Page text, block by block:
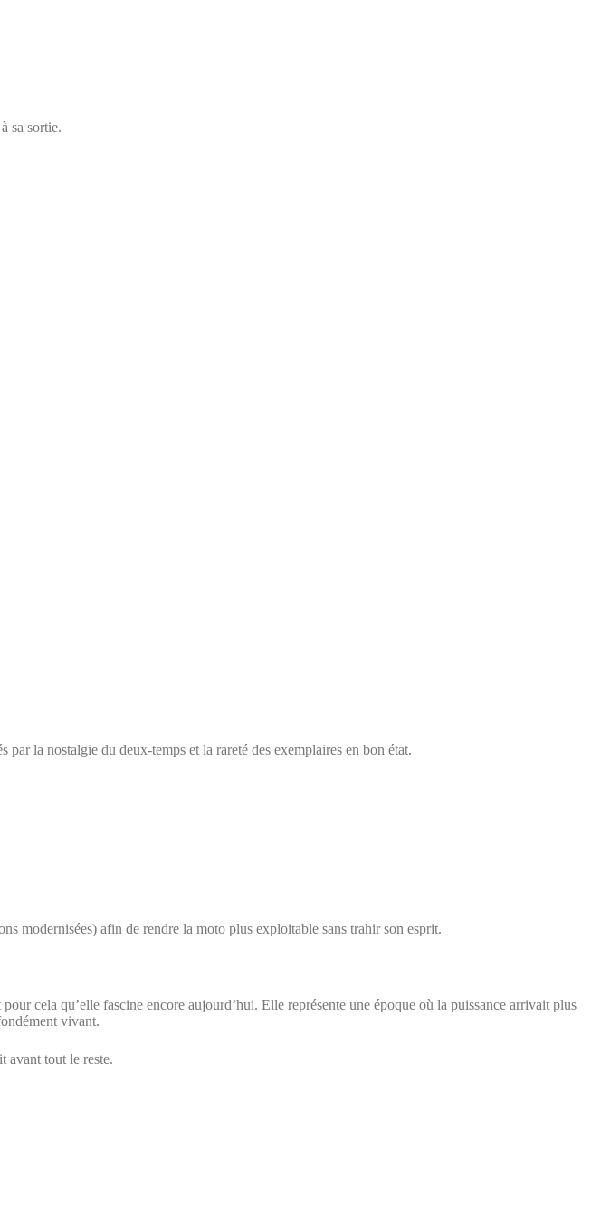
sa sortie.
la nostalgie du deux-temps et la rareté des exemplaires en bon état.
modernisées) afin de rendre la moto plus exploitable sans trahir son esprit.
cela qu’elle fascine encore aujourd’hui. Elle représente une époque où la puissance arrivait plus
vivant.
avant tout le reste.